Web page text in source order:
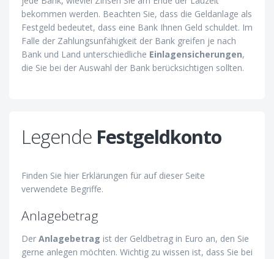
bekommen werden. Beachten Sie, dass die Geldanlage als
Festgeld bedeutet, dass eine Bank Ihnen Geld schuldet. Im
Falle der Zahlungsunfähigkeit der Bank greifen je nach
Bank und Land unterschiedliche Einlagensicherungen,
die Sie bei der Auswahl der Bank berücksichtigen sollten.
Legende Festgeldkonto
Finden Sie hier Erklärungen für auf dieser Seite
verwendete Begriffe.
Anlagebetrag
Der Anlagebetrag ist der Geldbetrag in Euro an, den Sie
gerne anlegen möchten. Wichtig zu wissen ist, dass Sie bei